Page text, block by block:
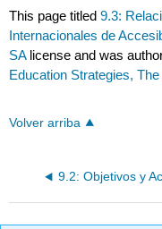
This page titled9.3:
Internacionales de
SA license and was
Education Strategies,
Volver arriba